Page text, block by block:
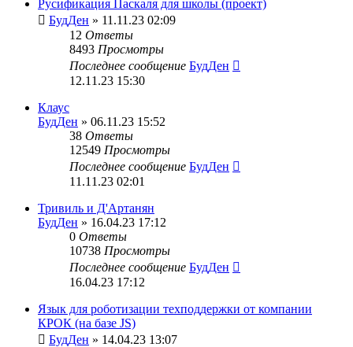
Русификация Паскаля для школы (проект)
БудДен » 11.11.23 02:09
12 Ответы
8493 Просмотры
Последнее сообщение БудДен
12.11.23 15:30
Клаус
БудДен » 06.11.23 15:52
38 Ответы
12549 Просмотры
Последнее сообщение БудДен
11.11.23 02:01
Тривиль и Д'Артанян
БудДен » 16.04.23 17:12
0 Ответы
10738 Просмотры
Последнее сообщение БудДен
16.04.23 17:12
Язык для роботизации техподдержки от компании
КРОК (на базе JS)
БудДен » 14.04.23 13:07